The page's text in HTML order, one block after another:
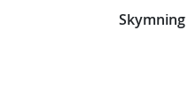
Skymning